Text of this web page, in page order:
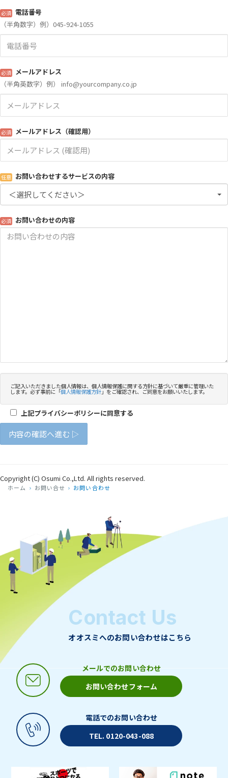
ホーム お問い合せ お問い合わせ
Contact Us
オオスミへのお問い合わせはこちら
メールでのお問い合わせ
お問い合わせフォーム
電話でのお問い合わせ
TEL. 0120-043-088